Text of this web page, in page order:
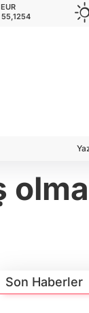
EUR
55,1254
GBP
Son Haberler